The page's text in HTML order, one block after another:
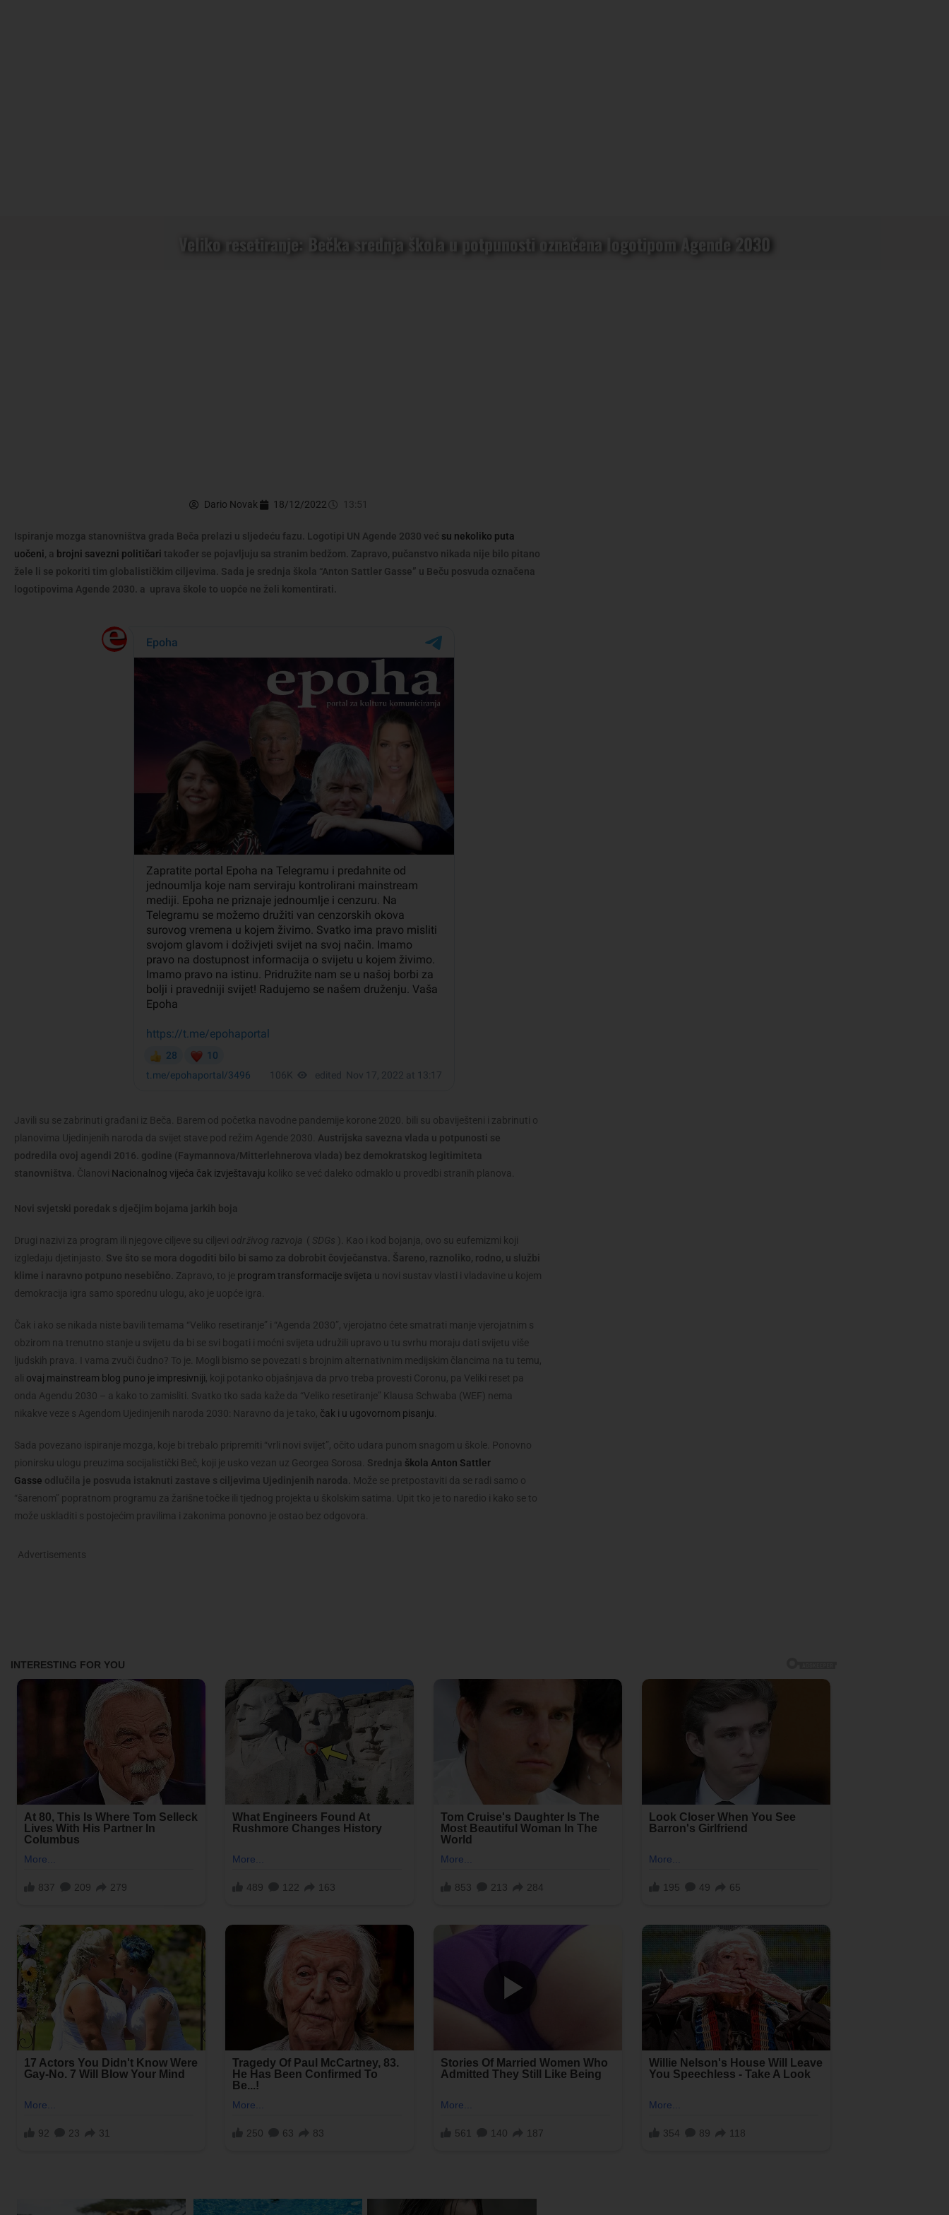
Veliko resetiranje: Bečka srednja škola u potpunosti označena logotipom Agende 2030
Dario Novak 18/12/2022 13:51
Ispiranje mozga stanovništva grada Beča prelazi u sljedeću fazu. Logotipi UN Agende 2030 već su nekoliko puta
uočeni, a brojni savezni političari također se pojavljuju sa stranim bedžom. Zapravo, pučanstvo nikada nije bilo pitano
žele li se pokoriti tim globalističkim ciljevima. Sada je srednja škola “Anton Sattler Gasse” u Beču posvuda označena
logotipovima Agende 2030. a uprava škole to uopće ne želi komentirati.
Javili su se zabrinuti građani iz Beča. Barem od početka navodne pandemije korone 2020. bili su obaviješteni i zabrinuti o
planovima Ujedinjenih naroda da svijet stave pod režim Agende 2030. Austrijska savezna vlada u potpunosti se
podredila ovoj agendi 2016. godine (Faymannova/Mitterlehnerova vlada) bez demokratskog legitimiteta
stanovništva. Članovi Nacionalnog vijeća čak izvještavaju koliko se već daleko odmaklo u provedbi stranih planova.
Novi svjetski poredak s dječjim bojama jarkih boja
Drugi nazivi za program ili njegove ciljeve su ciljevi održivog razvoja ( SDGs ). Kao i kod bojanja, ovo su eufemizmi koji
izgledaju djetinjasto. Sve što se mora dogoditi bilo bi samo za dobrobit čovječanstva. Šareno, raznoliko, rodno, u službi
klime i naravno potpuno nesebično. Zapravo, to je program transformacije svijeta u novi sustav vlasti i vladavine u kojem
demokracija igra samo sporednu ulogu, ako je uopće igra.
Čak i ako se nikada niste bavili temama “Veliko resetiranje” i “Agenda 2030”, vjerojatno ćete smatrati manje vjerojatnim s
obzirom na trenutno stanje u svijetu da bi se svi bogati i moćni svijeta udružili upravo u tu svrhu moraju dati svijetu više
ljudskih prava. I vama zvuči čudno? To je. Mogli bismo se povezati s brojnim alternativnim medijskim člancima na tu temu,
ali ovaj mainstream blog puno je impresivniji, koji potanko objašnjava da prvo treba provesti Coronu, pa Veliki reset pa
onda Agendu 2030 – a kako to zamisliti. Svatko tko sada kaže da “Veliko resetiranje” Klausa Schwaba (WEF) nema
nikakve veze s Agendom Ujedinjenih naroda 2030: Naravno da je tako, čak i u ugovornom pisanju
Sada povezano ispiranje mozga, koje bi trebalo pripremiti “vrli novi svijet”, očito udara punom snagom u škole. Ponovno
pionirsku ulogu preuzima socijalistički Beč, koji je usko vezan uz Georgea Sorosa. Srednja škola Anton Sattler
Gasse odlučila je posvuda istaknuti zastave s ciljevima Ujedinjenih naroda. Može se pretpostaviti da se radi samo o
“šarenom” popratnom programu za žarišne točke ili tjednog projekta u školskim satima. Upit tko je to naredio i kako se to
može uskladiti s postojećim pravilima i zakonima ponovno je ostao bez odgovora.
Advertisements